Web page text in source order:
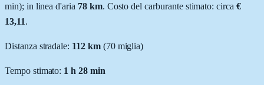
min); in linea d'aria 78km. Costo del carburante stimato: circa €
13,11.
Distanza stradale: 112km (70miglia)
Tempo stimato: 1 h 28 min